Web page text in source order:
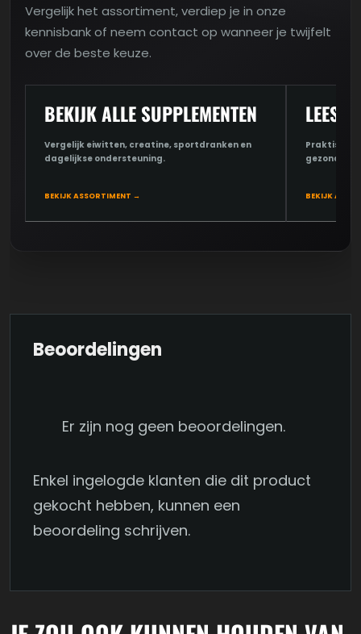
Vergelijk het assortiment, verdiep je in onze
kennisbank of neem contact op wanneer je twijfelt
over de beste keuze.
BEKIJK ALLE SUPPLEMENTEN
Vergelijk eiwitten, creatine, sportdranken en
dagelijkse ondersteuning.
BEKIJK ASSORTIMENT →
LEES
Praktische
BEKIJK
Beoordelingen
Er zijn nog geen beoordelingen.
Enkel ingelogde klanten die dit product
gekocht hebben, kunnen een
beoordeling schrijven.